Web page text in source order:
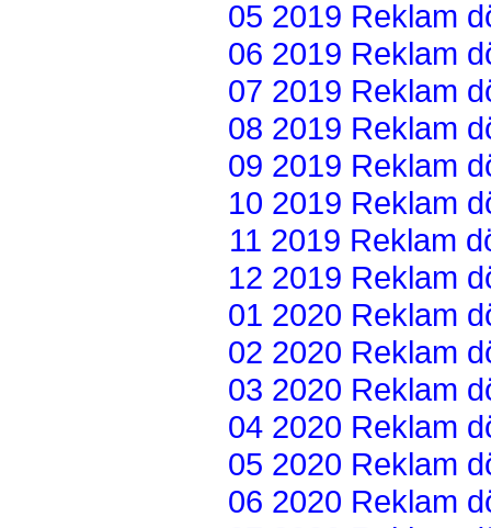
05 2019 Reklam
06 2019 Reklam
07 2019 Reklam
08 2019 Reklam
09 2019 Reklam
10 2019 Reklam
11 2019 Reklam
12 2019 Reklam
01 2020 Reklam
02 2020 Reklam
03 2020 Reklam
04 2020 Reklam
05 2020 Reklam
06 2020 Reklam